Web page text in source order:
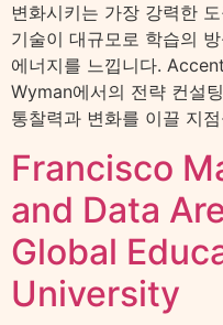
변화시키는 가장 강력한
기술이 대규모로 학습의
에너지를 느낍니다.
Wyman에서의 전략 컨설
통찰력과 변화를 이끌 지
Francisco
and Data
Global
University